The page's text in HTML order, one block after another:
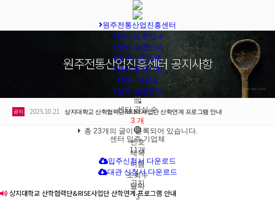
원주전통산업진흥센터
센터 입주안내
센터 대관안내
입주기업소개
센터 공지사항
센터 자료실
입주 상담문의
센터 공실 수
3 개
센터 입주 기업체
11개
입주신청서 다운로드
대관 신청서 다운로드
공지
상지대학교 산학협력단&RISE사업단 산학연계 프로그램 안내
원주전통산업진흥센터 공지사항
www.tipc.co.kr
공지 2025.10.21 상지대학교 산학협력단&RISE사업단 산학연계 프로그램 안내
총 23개 의 글이 등록되어 있습니다.
번호
제목
이름
조회수
날짜
3